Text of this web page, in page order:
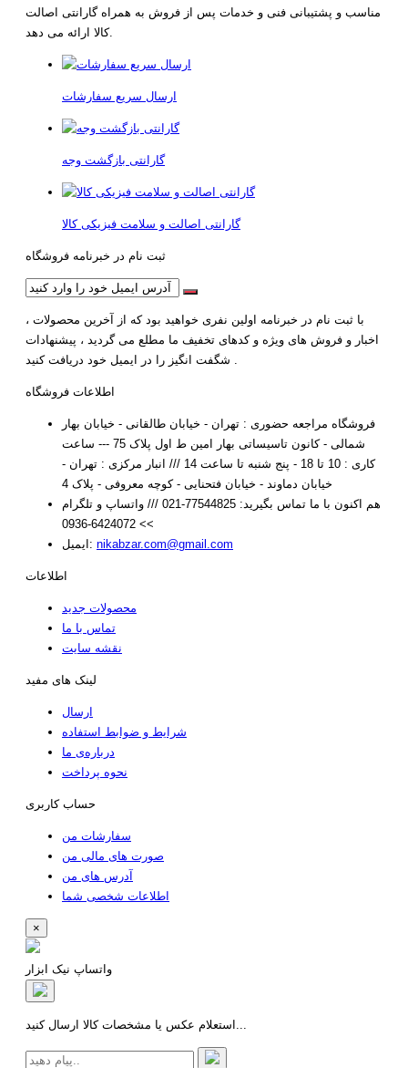
مناسب و پشتیبانی فنی و خدمات پس از فروش به همراه گارانتی اصالت
کالا ارائه می دهد.
ارسال سریع سفارشات
گارانتی بازگشت وجه
گارانتی اصالت و سلامت فیزیکی کالا
ثبت نام در خبرنامه فروشگاه
با ثبت نام در خبرنامه اولین نفری خواهید بود که از آخرین محصولات ،
اخبار و فروش های ویژه و کدهای تخفیف ما مطلع می گردید ، پیشنهادات
اطلاعات فروشگاه
فروشگاه مراجعه حضوری : تهران - خیابان طالقانی - خیابان بهار
شمالی - کانون تاسیساتی بهار امین ط اول پلاک 75 --- ساعت
کاری : 10 تا 18 - پنج شنبه تا ساعت 14 /// انبار مرکزی : تهران -
خیابان دماوند - خیابان فتحنایی - کوچه معروفی - پلاک 4
هم اکنون با ما تماس بگیرید:
77544825-021 /// واتساپ و تلگرام
>> 6424072-0936
ایمیل: nikabzar.com@gmail.com
اطلاعات
محصولات جدید
تماس با ما
نقشه سایت
لینک های مفید
ارسال
شرایط و ضوابط استفاده
درباره‌ی ما
نحوه پرداخت
حساب کاربری
سفارشات من
صورت های مالی من
آدرس های من
اطلاعات شخصی شما
×
واتساپ نیک ابزار